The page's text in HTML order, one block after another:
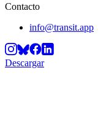
Contacto
info@transit.app
Descargar